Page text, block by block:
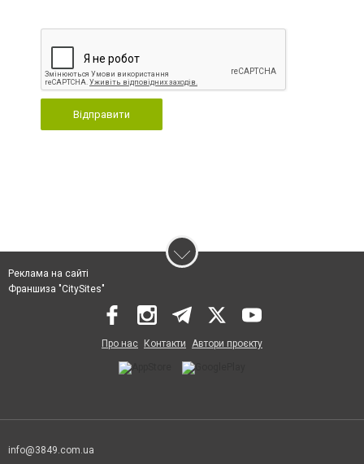
Відправити
Реклама на сайті
Франшиза "CitySites"
Про нас Контакти Автори проєкту
info@3849.com.ua